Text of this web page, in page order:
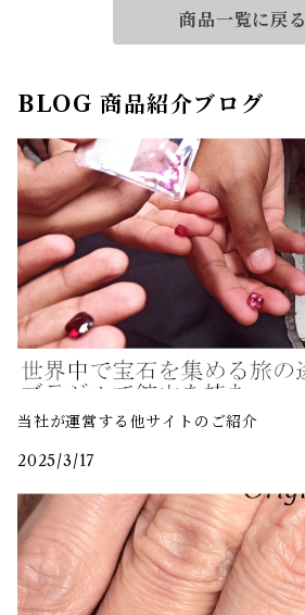
商品一覧に戻る
BLOG 商品紹介ブログ
当社が運営する他サイトのご紹介
2025/3/17